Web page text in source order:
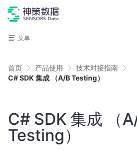
菜单
首页 产品使用
技术对接指南
C# SDK 集成 （A/B Testing）
C# SDK 集成 （
Testing）